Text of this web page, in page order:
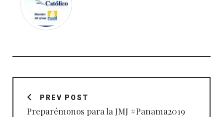
Navegación
entradasPREV POST
Preparémonos para la JMJ #Panama2019